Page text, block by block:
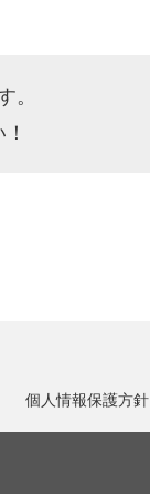
。
個人情報保護方針